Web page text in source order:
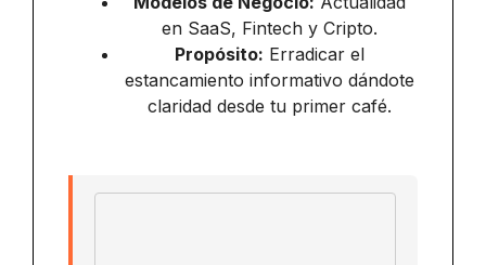
en SaaS, Fintech y Cripto.
Propósito: Erradicar el
estancamiento informativo dándote
claridad desde tu primer café.